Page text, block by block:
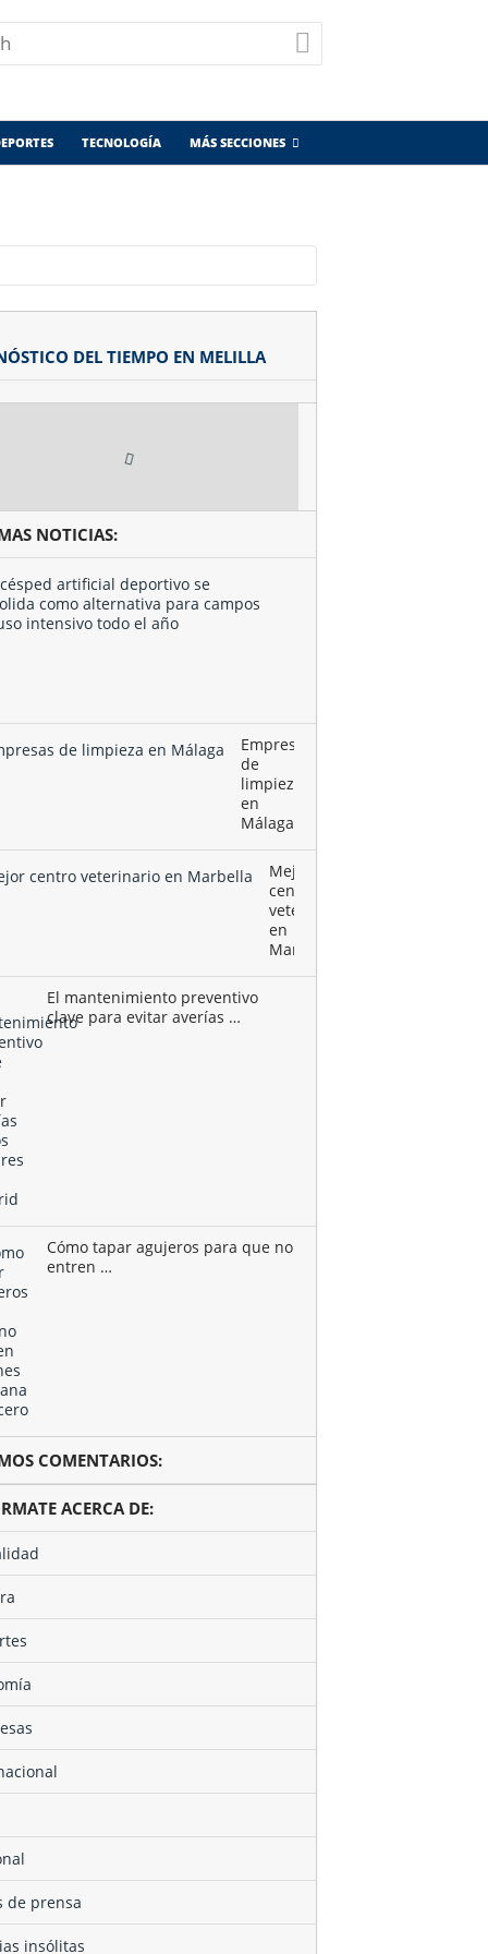
TECNOLOGÍA MÁS SECCIONES
DEL TIEMPO EN MELILLA
NOTICIAS:
Empresas
de
limpieza
en
Málaga
Mejor
centro
veterinario
en
Marbella
El mantenimiento preventivo
clave para evitar averías …
Cómo tapar agujeros para que no
entren …
COMENTARIOS:
ACERCA DE:
de prensa
insólitas